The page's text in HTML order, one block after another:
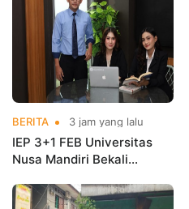
BERITA 3 jam yang lalu
IEP 3+1 FEB Universitas
Nusa Mandiri Bekali
Kerja Sebelum Lulus